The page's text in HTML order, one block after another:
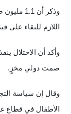
وذكر أن
اللازم للبقاء على
وأكد أن الاحتلال
صمت دولي مخزٍ.
وقال إن سياسة
الأطفال في قطاع